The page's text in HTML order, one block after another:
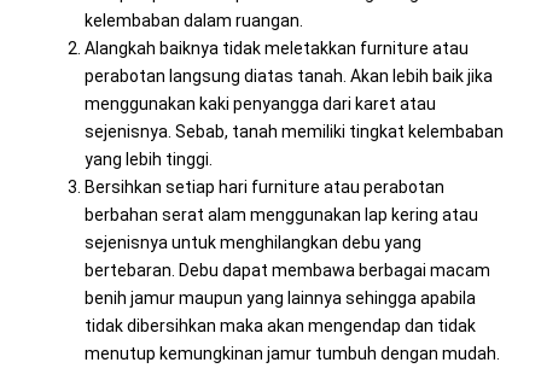
kelembaban dalam ruangan.
Alangkah baiknya tidak meletakkan furniture atau
perabotan langsung diatas tanah. Akan lebih baik jika
menggunakan kaki penyangga dari karet atau
sejenisnya. Sebab, tanah memiliki tingkat kelembaban
yang lebih tinggi.
Bersihkan setiap hari furniture atau perabotan
berbahan serat alam menggunakan lap kering atau
sejenisnya untuk menghilangkan debu yang
bertebaran. Debu dapat membawa berbagai macam
benih jamur maupun yang lainnya sehingga apabila
tidak dibersihkan maka akan mengendap dan tidak
menutup kemungkinan jamur tumbuh dengan mudah.